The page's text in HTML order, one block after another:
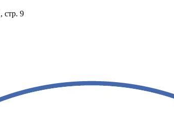
стр. 9